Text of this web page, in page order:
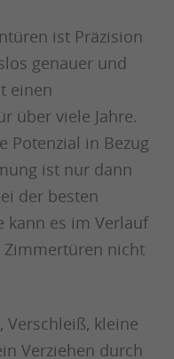
ist Präzision
genauer und
einen
über viele Jahre.
Potenzial in Bezug
ist nur dann
der besten
kann es im Verlauf
Zimmertüren nicht
Verschleiß, kleine
Verziehen durch